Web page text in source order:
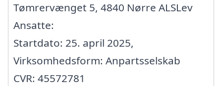
Tømrervænget 5, 4840 Nørre ALSLev
Ansatte:
Startdato: 25. april 2025,
Virksomhedsform: Anpartsselskab
CVR: 45572781